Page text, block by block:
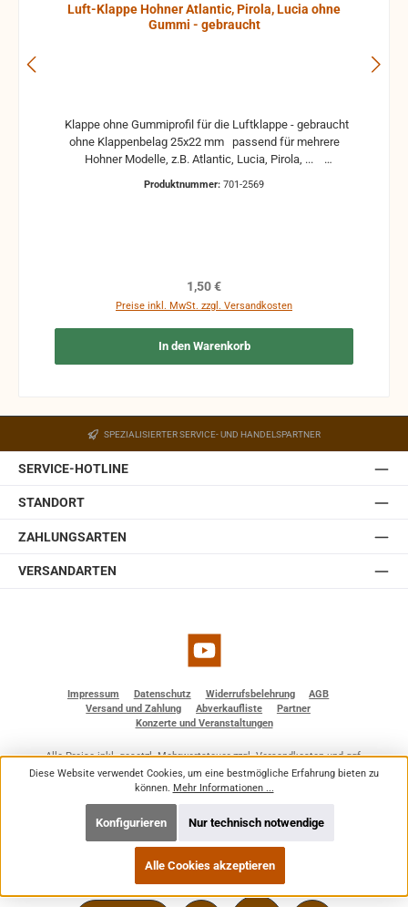
Luft-Klappe Hohner Atlantic, Pirola, Lucia ohne
Gummi - gebraucht
ohne Klappenbelag 25x22 mm passend für mehrere
Hohner Modelle, z.B. Atlantic, Lucia, Pirola, ...
Funktion nicht mehr gewährleistet werden und die
Produktnummer: 701-2569
Regulärer Preis:
1,50 €
Preise inkl. MwSt. zzgl. Versandkosten
In den Warenkorb
SPEZIALISIERTER SERVICE- UND HANDELSPARTNER
SERVICE-HOTLINE
STANDORT
ZAHLUNGSARTEN
VERSANDARTEN
YouTube
Impressum Datenschutz Widerrufsbelehrung
AGB
Versand und Zahlung
Abverkaufliste
Partner
Konzerte und Veranstaltungen
Alle Preise inkl. gesetzl. Mehrwertsteuer zzgl.Versandkostenund ggf.
Nachnahmegebühren, wenn nicht anders angegeben.
© 2026 BF - Dienstleistungen - Alle Rechte vorbehalten. Theme by
Diese Website verwendet Cookies, um eine bestmögliche Erfahrung bieten zu
können. Mehr Informationen ...
Nur technisch notwendige
Konfigurieren
Alle Cookies akzeptieren